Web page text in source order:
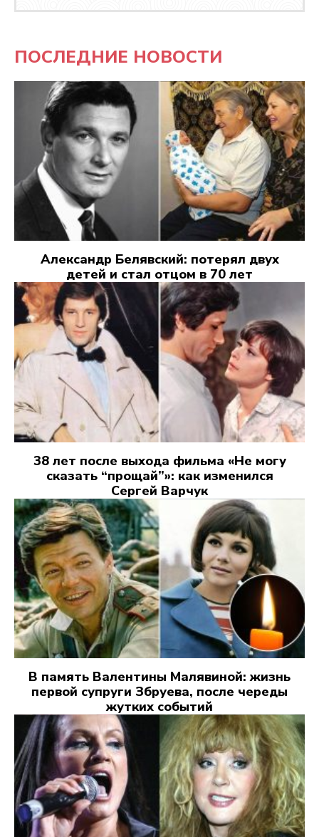
ПОСЛЕДНИЕ НОВОСТИ
Александр Белявский: потерял двух
детей и стал отцом в 70 лет
38 лет после выхода фильма «Не могу
сказать “прощай”»: как изменился
Сергей Варчук
В память Валентины Малявиной: жизнь
первой супруги Збруева, после череды
жутких событий